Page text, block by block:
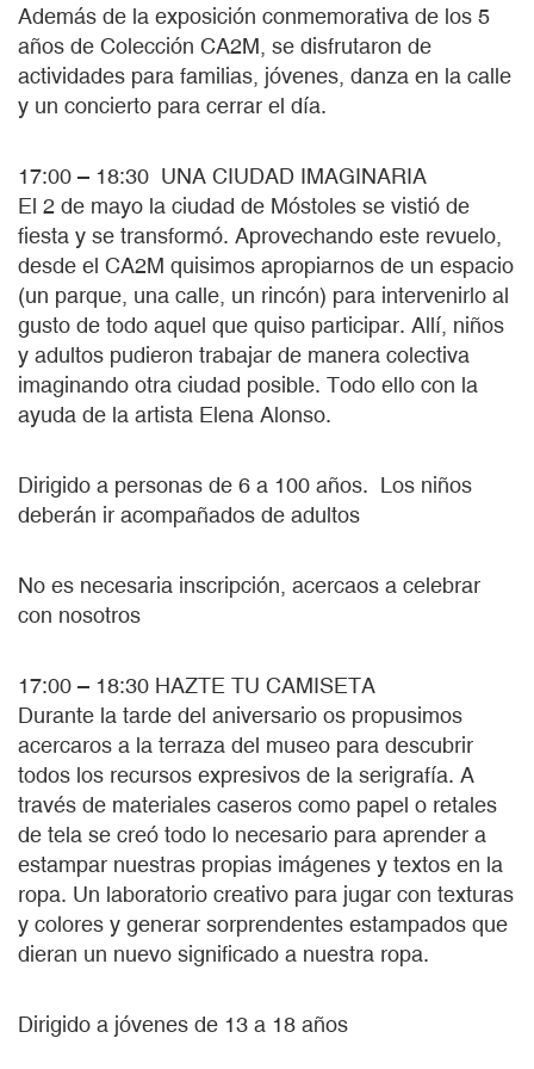
Además de la exposición conmemorativa de los 5
años de Colección CA2M, se disfrutaron de
actividades para familias, jóvenes, danza en la calle
y un concierto para cerrar el día.
17:00 – 18:30 UNA CIUDAD IMAGINARIA
El 2 de mayo la ciudad de Móstoles se vistió de
fiesta y se transformó. Aprovechando este revuelo,
desde el CA2M quisimos apropiarnos de un espacio
(un parque, una calle, un rincón) para intervenirlo al
gusto de todo aquel que quiso participar. Allí, niños
y adultos pudieron trabajar de manera colectiva
imaginando otra ciudad posible. Todo ello con la
ayuda de la artista Elena Alonso.
Dirigido a personas de 6 a 100 años. Los niños
deberán ir acompañados de adultos
No es necesaria inscripción, acercaos a celebrar
con nosotros
17:00 – 18:30 HAZTE TU CAMISETA
Durante la tarde del aniversario os propusimos
acercaros a la terraza del museo para descubrir
todos los recursos expresivos de la serigrafía. A
través de materiales caseros como papel o retales
de tela se creó todo lo necesario para aprender a
estampar nuestras propias imágenes y textos en la
ropa. Un laboratorio creativo para jugar con texturas
y colores y generar sorprendentes estampados que
dieran un nuevo significado a nuestra ropa.
Dirigido a jóvenes de 13 a 18 años